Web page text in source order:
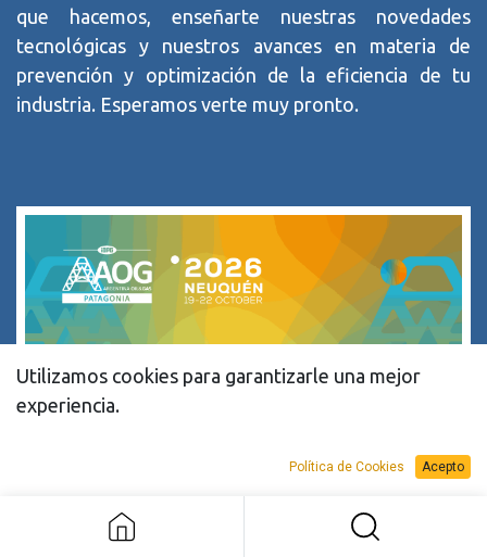
que hacemos, enseñarte nuestras novedades
tecnológicas y nuestros avances en materia de
prevención y optimización de la eficiencia de tu
industria. Esperamos verte muy pronto.
AOG Argentina 2026
Utilizamos cookies para garantizarle una mejor
experiencia.
Política de Cookies Acepto